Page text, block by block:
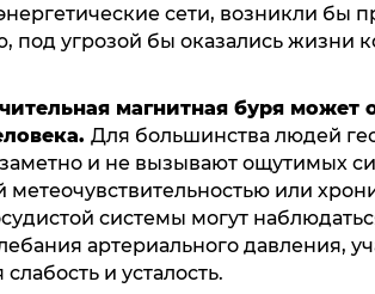
сети, возникли бы
под угрозой бы оказались жизни
магнитная буря может
Для большинства людей
и не вызывают ощутимых
или
системы могут
артериального давления,
и усталость.